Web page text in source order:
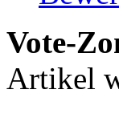
Vote-
Artikel